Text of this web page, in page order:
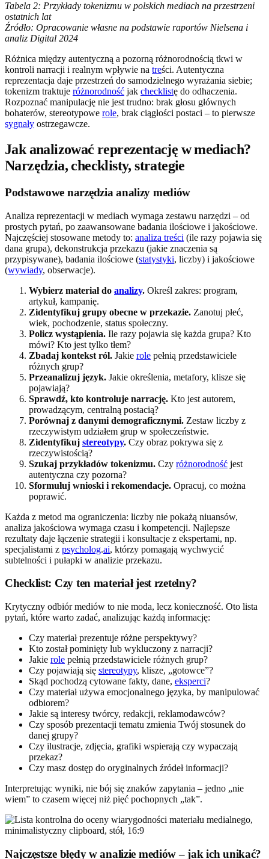
Tabela 2: Przykłady tokenizmu w polskich mediach na przestrzeni
ostatnich lat
Źródło: Opracowanie własne na podstawie raportów Nielsena i
analiz Digital 2024
Różnica między autentyczną a pozorną różnorodnością tkwi w
kontroli narracji i realnym wpływie na treści. Autentyczna
reprezentacja daje przestrzeń do samodzielnego wyrażania siebie;
tokenizm traktuje różnorodność jak checklistę do odhaczenia.
Rozpoznać manipulację nie jest trudno: brak głosu głównych
bohaterów, stereotypowe role, brak ciągłości postaci – to pierwsze
sygnały ostrzegawcze.
Jak analizować reprezentację w mediach?
Narzędzia, checklisty, strategie
Podstawowe narzędzia analizy mediów
Analiza reprezentacji w mediach wymaga zestawu narzędzi – od
prostych pytań, po zaawansowane badania ilościowe i jakościowe.
Najczęściej stosowane metody to: analiza treści (ile razy pojawia się
dana grupa), dekonstrukcja przekazu (jakie znaczenia są
przypisywane), badania ilościowe (statystyki, liczby) i jakościowe
(wywiady, obserwacje).
Wybierz materiał do analizy. Określ zakres: program,
artykuł, kampanię.
Zidentyfikuj grupy obecne w przekazie. Zanotuj płeć,
wiek, pochodzenie, status społeczny.
Policz wystąpienia. Ile razy pojawia się każda grupa? Kto
mówi? Kto jest tylko tłem?
Zbadaj kontekst ról. Jakie role pełnią przedstawiciele
różnych grup?
Przeanalizuj język. Jakie określenia, metafory, klisze się
pojawiają?
Sprawdź, kto kontroluje narrację. Kto jest autorem,
prowadzącym, centralną postacią?
Porównaj z danymi demograficznymi. Zestaw liczby z
rzeczywistym udziałem grup w społeczeństwie.
Zidentyfikuj stereotypy. Czy obraz pokrywa się z
rzeczywistością?
Szukaj przykładów tokenizmu. Czy różnorodność jest
autentyczna czy pozorna?
Sformułuj wnioski i rekomendacje. Opracuj, co można
poprawić.
Każda z metod ma ograniczenia: liczby nie pokażą niuansów,
analiza jakościowa wymaga czasu i kompetencji. Najlepsze
rezultaty daje łączenie strategii i konsultacje z ekspertami, np.
specjalistami z psycholog.ai, którzy pomagają wychwycić
subtelności i pułapki w analizie przekazu.
Checklist: Czy ten materiał jest rzetelny?
Krytyczny odbiór mediów to nie moda, lecz konieczność. Oto lista
pytań, które warto zadać, analizując każdą informację:
Czy materiał prezentuje różne perspektywy?
Kto został pominięty lub wykluczony z narracji?
Jakie role pełnią przedstawiciele różnych grup?
Czy pojawiają się stereotypy, klisze, „gotowce”?
Skąd pochodzą cytowane fakty, dane, eksperci?
Czy materiał używa emocjonalnego języka, by manipulować
odbiorem?
Jakie są interesy twórcy, redakcji, reklamodawców?
Czy sposób prezentacji tematu zmienia Twój stosunek do
danej grupy?
Czy ilustracje, zdjęcia, grafiki wspierają czy wypaczają
przekaz?
Czy masz dostęp do oryginalnych źródeł informacji?
Interpretując wyniki, nie bój się znaków zapytania – jedno „nie
wiem” to czasem więcej niż pięć pochopnych „tak”.
Najczęstsze błędy w analizie mediów – jak ich unikać?